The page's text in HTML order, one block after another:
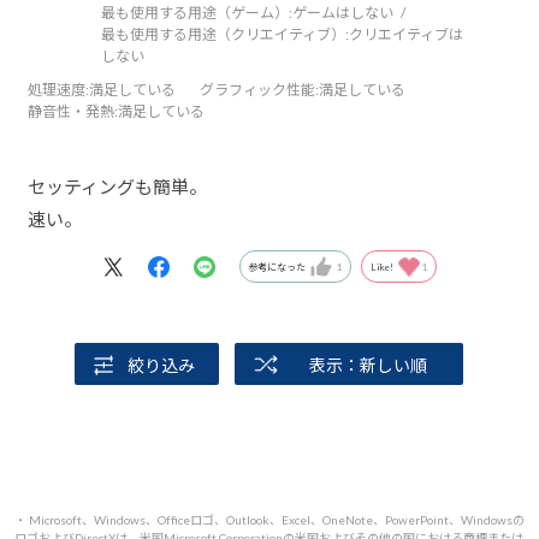
最も使用する用途（ゲーム）:ゲームはしない
最も使用する用途（クリエイティブ）:クリエイティブは
しない
処理速度:満足している グラフィック性能:満足している
静音性・発熱:満足している
セッティングも簡単。
速い。
参考になった 1 Like! 1
絞り込み 表示：新しい順
・ Microsoft、Windows、Officeロゴ、Outlook、Excel、OneNote、PowerPoint、Windowsの